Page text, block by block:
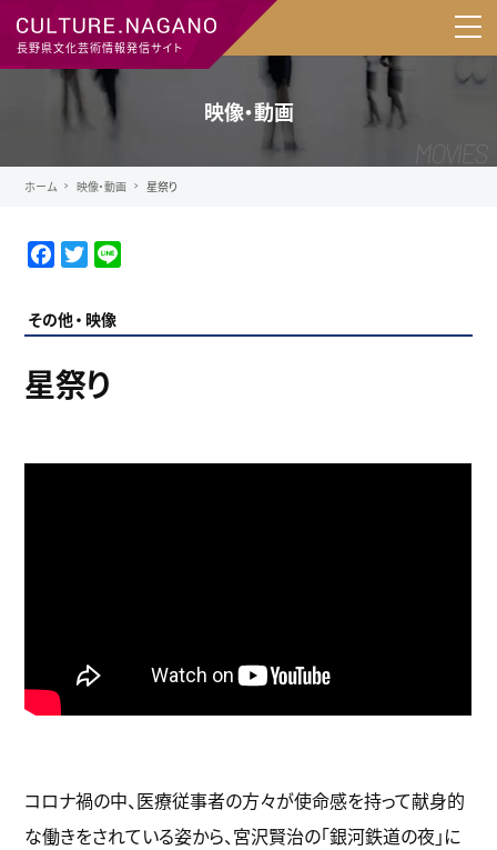
長野県文化芸術情報発信サイト
映像・動画
ホーム 映像・動画 星祭り
その他 映像
F
c
e
o
T
i
t
e
e
星祭り
コロナ禍の中、医療従事者の方々が使命感を持って献身的
な働きをされている姿から、宮沢賢治の「銀河鉄道の夜」に